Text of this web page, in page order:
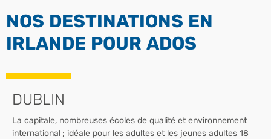
NOS DESTINATIONS EN
IRLANDE POUR ADOS
DUBLIN
La capitale, nombreuses écoles de qualité et environnement
international ; idéale pour les adultes et les jeunes adultes 18–